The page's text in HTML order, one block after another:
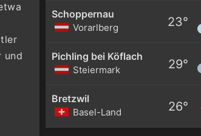
und
Schoppernau
Vorarlberg 23°
Pichling bei Köflach
Steiermark 29°
Bretzwil
Basel-Land 26°